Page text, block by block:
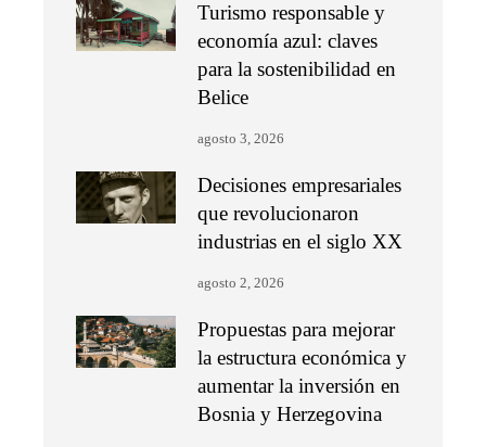
Turismo responsable y
economía azul: claves
para la sostenibilidad en
Belice
agosto 3, 2026
Decisiones empresariales
que revolucionaron
industrias en el siglo XX
agosto 2, 2026
Propuestas para mejorar
la estructura económica y
aumentar la inversión en
Bosnia y Herzegovina